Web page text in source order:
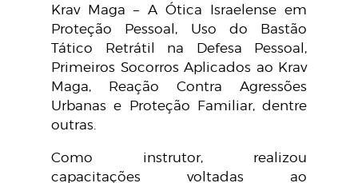
Krav Maga – A Ótica Israelense em
Proteção Pessoal, Uso do Bastão
Tático Retrátil na Defesa Pessoal,
Primeiros Socorros Aplicados ao Krav
Maga, Reação Contra Agressões
Urbanas e Proteção Familiar, dentre
outras.
Como instrutor, realizou
capacitações voltadas ao